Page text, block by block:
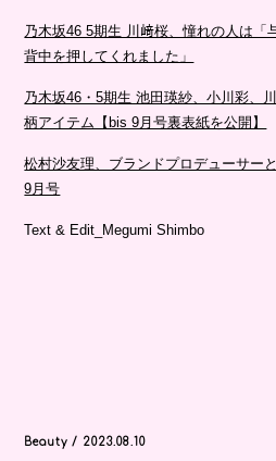
乃木坂46 5期生 川﨑桜、憧れの人は「
背中を押してくれました」
乃木坂46・5期生 池田瑛紗、小川彩、
柄アイテム【bis 9月号裏表紙を公開】
松村沙友理、ブランドプロデューサー
9月号
Text & Edit_Megumi Shimbo
Beauty / 2023.08.10